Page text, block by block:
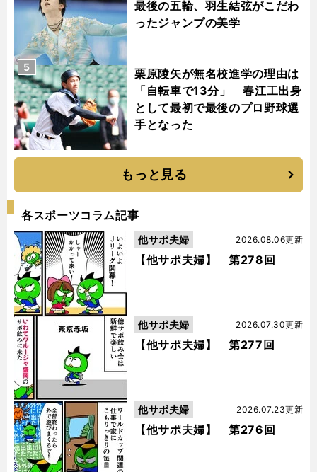
最後の五輪、羽生結弦がこだわ
ったジャンプの美学
栗原陵矢が無名校進学の理由は
「自転車で13分」 春江工出身
として最初で最後のプロ野球選
手となった
5
もっと見る
各スポーツコラム記事
【他サポ夫婦】 第278回
2026.08.06更新
他サポ夫婦
【他サポ夫婦】 第277回
2026.07.30更新
他サポ夫婦
【他サポ夫婦】 第276回
2026.07.23更新
他サポ夫婦